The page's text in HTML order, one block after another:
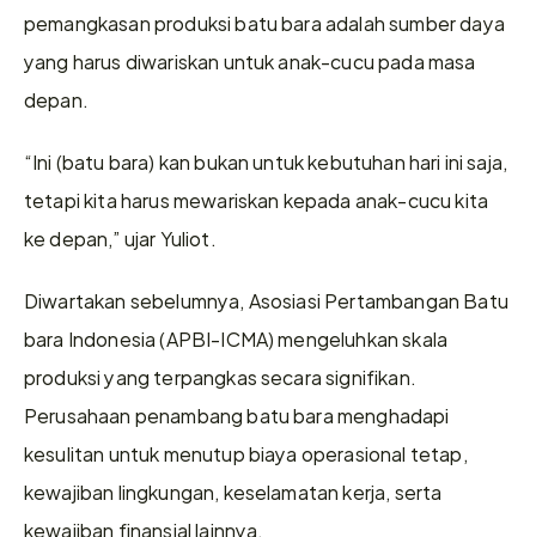
pemangkasan produksi batu bara adalah sumber daya
yang harus diwariskan untuk anak-cucu pada masa
depan.
“Ini (batu bara) kan bukan untuk kebutuhan hari ini saja,
tetapi kita harus mewariskan kepada anak-cucu kita
ke depan,” ujar Yuliot.
Diwartakan sebelumnya, Asosiasi Pertambangan Batu
bara Indonesia (APBI-ICMA) mengeluhkan skala
produksi yang terpangkas secara signifikan.
Perusahaan penambang batu bara menghadapi
kesulitan untuk menutup biaya operasional tetap,
kewajiban lingkungan, keselamatan kerja, serta
kewajiban finansial lainnya.